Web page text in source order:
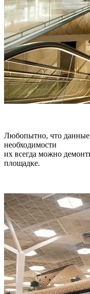
Любопытно, что
необходимости
их всегда можно
площадке.